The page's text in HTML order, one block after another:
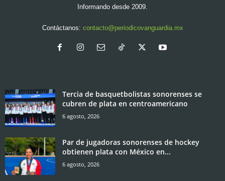
Informando desde 2009.
Contáctanos: contacto@periodicovanguardia.mx
Tercia de basquetbolistas sonorenses se
cubren de plata en centroamericano
6 agosto, 2026
Par de jugadoras sonorenses de hockey
obtienen plata con México en...
6 agosto, 2026